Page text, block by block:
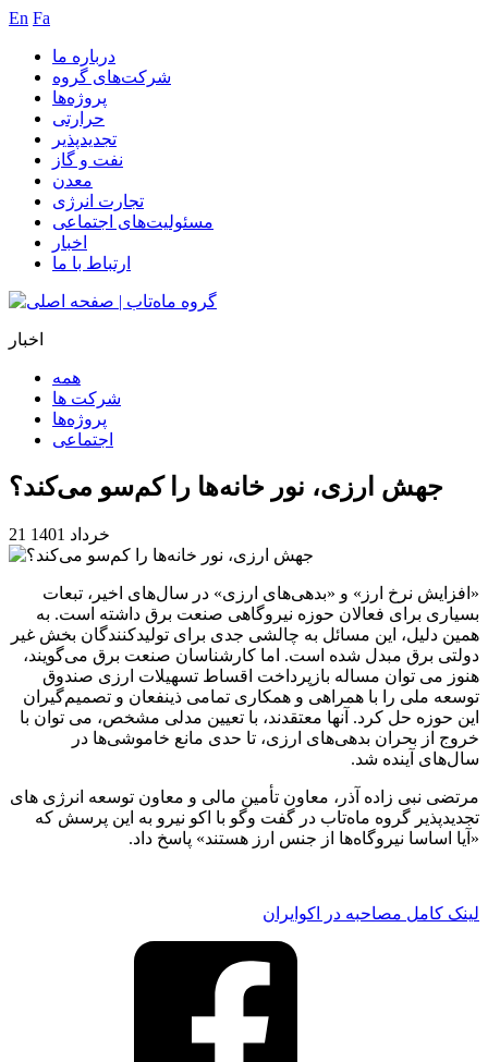
En Fa
درباره ما
شرکت‌های گروه
پروژه‌ها
حرارتی
تجدیدپذیر
نفت و گاز
معدن
تجارت انرژی
مسئولیت‌های اجتماعی
اخبار
ارتباط با ما
اخبار
همه
شرکت ها
پروژه‌ها
اجتماعی
جهش ارزی، نور خانه‌ها را کم‌سو می‌کند؟
21 خرداد 1401
«افزایش نرخ ارز» و «بدهی‌های ارزی» در سال‌های اخیر، تبعات
بسیاری برای فعالان حوزه نیروگاهی صنعت برق داشته است. به
همین دلیل، این مسائل به چالشی جدی برای تولیدکنندگان بخش غیر
دولتی برق مبدل شده است. اما کارشناسان صنعت برق می‌گویند،
هنوز می توان مساله بازپرداخت اقساط تسهیلات ارزی صندوق
توسعه ملی را با همراهی و همکاری تمامی ذینفعان و تصمیم‌گیران
این حوزه حل کرد. آنها معتقدند، با تعیین مدلی مشخص، می توان با
خروج از بحران بدهی‌های ارزی، تا حدی مانع خاموشی‌ها در
سال‌های آینده شد.
مرتضی نبی زاده آذر، معاون تأمین مالی و معاون توسعه انرژی های
تجدیدپذیر گروه ماه‌تاب در گفت وگو با اکو نیرو به این پرسش که
«آیا اساسا نیروگاه‌ها از جنس ارز هستند» پاسخ داد.
لینک کامل مصاحبه در اکوایران